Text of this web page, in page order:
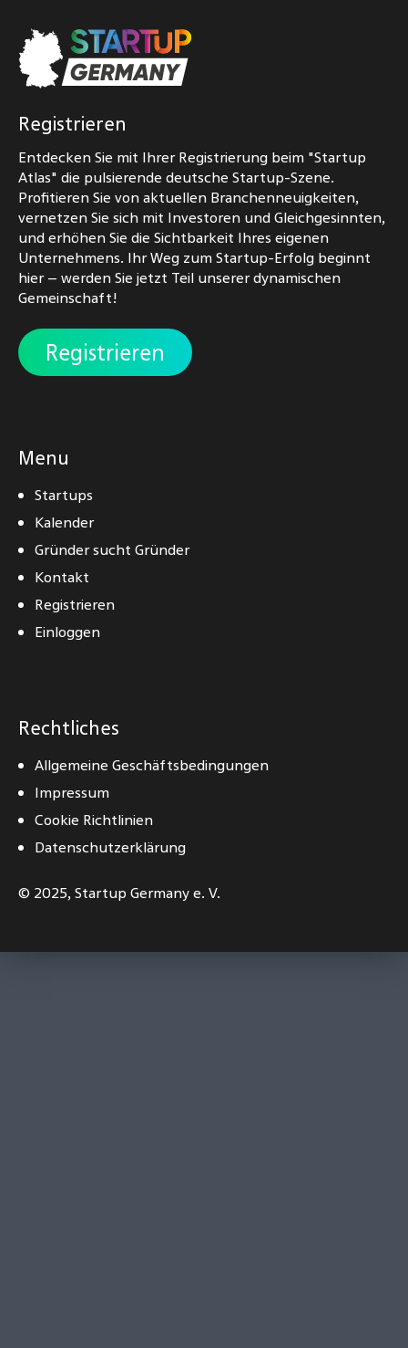
Registrieren
Entdecken Sie mit Ihrer Registrierung beim "Startup
Atlas" die pulsierende deutsche Startup-Szene.
Profitieren Sie von aktuellen Branchenneuigkeiten,
vernetzen Sie sich mit Investoren und Gleichgesinnten,
und erhöhen Sie die Sichtbarkeit Ihres eigenen
Unternehmens. Ihr Weg zum Startup-Erfolg beginnt
hier – werden Sie jetzt Teil unserer dynamischen
Gemeinschaft!
Registrieren
Menu
Startups
Kalender
Gründer sucht Gründer
Kontakt
Registrieren
Einloggen
Rechtliches
Allgemeine Geschäftsbedingungen
Impressum
Cookie Richtlinien
Datenschutzerklärung
© 2025,Startup Germany e. V.